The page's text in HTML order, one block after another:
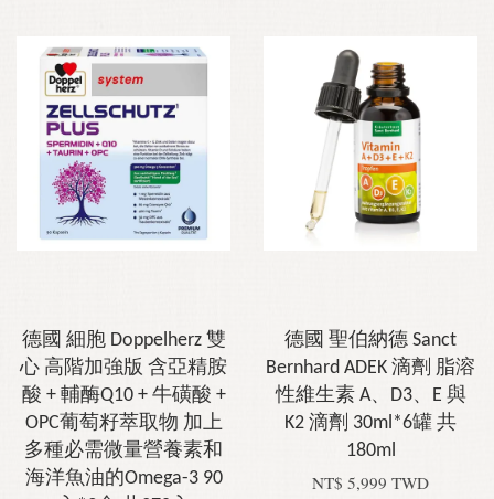
德國 細胞 Doppelherz 雙
心 高階加強版 含亞精胺
酸 + 輔酶Q10 + 牛磺酸 +
OPC葡萄籽萃取物 加上
多種必需微量營養素和
海洋魚油的Omega-3 90
德國 聖伯納德 Sanct
Bernhard ADEK 滴劑 脂溶
性維生素 A、D3、E 與
K2 滴劑 30ml*6罐 共
180ml
NT$ 5,999 TWD